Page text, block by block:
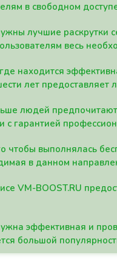
в свободном
лучшие раскрутки
весь
находится
лет предоставляет
людей предпочитают
с гарантией
чтобы выполнялась
в данном
VM-BOOST.RU
эффективная и
большой